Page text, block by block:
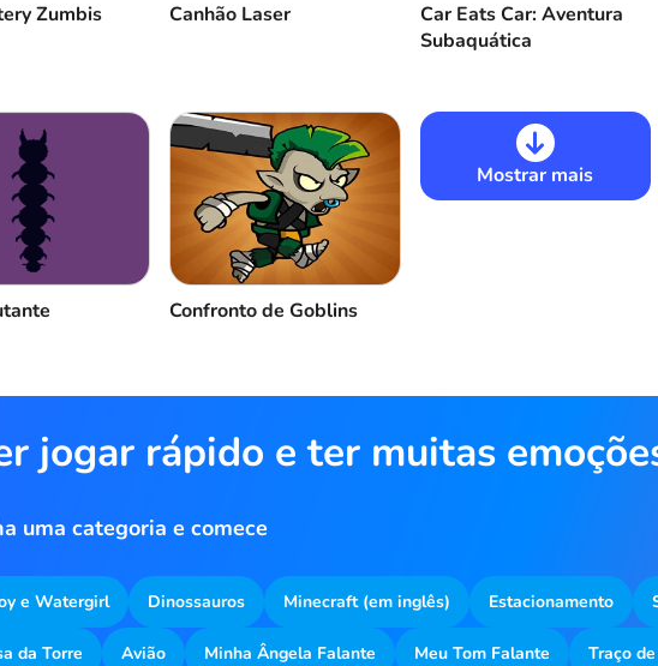
Zumbis Canhão Laser
Car Eats Car: Aventura
Subaquática
Confronto de Goblins
Mostrar mais
jogar rápido e ter muitas
uma categoria e comece
e Watergirl Dinossauros Minecraft (em inglês) Estacionamento
da Torre Avião Minha Ângela Falante Meu Tom Falante Traço